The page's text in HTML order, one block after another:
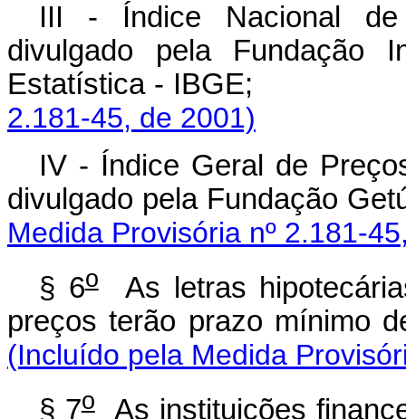
III - Índice Nacional de
divulgado pela Fundação
Estatística - IBGE;
2.181-45, de 2001)
IV - Índice Geral de
divulgado pela
Medida Provisória nº 2.181-
§ 6oAs letras
preços terão prazo
(Incluído pela Medida
§ 7oAs instituições